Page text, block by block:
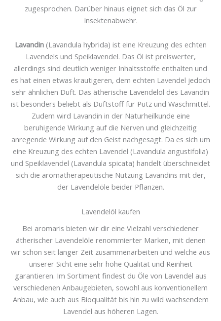
zugesprochen. Darüber hinaus eignet sich das Öl zur
Insektenabwehr.
Lavandin(Lavandula hybrida) ist eine Kreuzung des echten
Lavendels und Speiklavendel. Das Öl ist preiswerter,
allerdings sind deutlich weniger Inhaltsstoffe enthalten und
es hat einen etwas krautigeren, dem echten Lavendel jedoch
sehr ähnlichen Duft. Das ätherische Lavendelöl des Lavandin
ist besonders beliebt als Duftstoff für Putz und Waschmittel.
Zudem wird Lavandin in der Naturheilkunde eine
beruhigende Wirkung auf die Nerven und gleichzeitig
anregende Wirkung auf den Geist nachgesagt. Da es sich um
eine Kreuzung des echten Lavendel (Lavandula angustifolia)
und Speiklavendel (Lavandula spicata) handelt überschneidet
sich die aromatherapeutische Nutzung Lavandins mit der,
der Lavendelöle beider Pflanzen.
Lavendelöl kaufen
Bei aromaris bieten wir dir eine Vielzahl verschiedener
ätherischer Lavendelöle renommierter Marken, mit denen
wir schon seit langer Zeit zusammenarbeiten und welche aus
unserer Sicht eine sehr hohe Qualität und Reinheit
garantieren. Im Sortiment findest du Öle von Lavendel aus
verschiedenen Anbaugebieten, sowohl aus konventionellem
Anbau, wie auch aus Bioqualität bis hin zu wild wachsendem
Lavendel aus höheren Lagen.